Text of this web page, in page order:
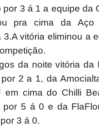
por 3 á 1 a equipe da
pra cima da Aço
vitória eliminou a
da noite vitória da
2 a 1, da
em cima do Chilli
por 5 á 0 e da
3 á 0.